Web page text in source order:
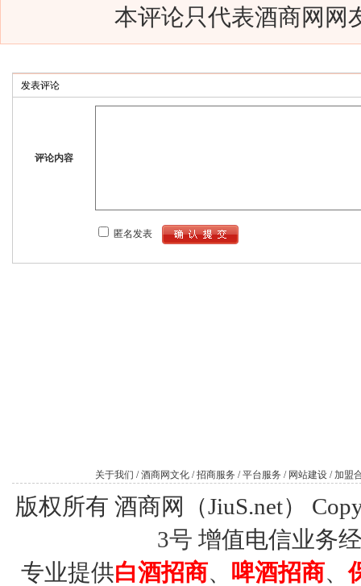
本评论只代表酒商网网
发表评论
评论内容
匿名发表
关于我们 /酒商网文化 /招商服务 /平台服务 / 网站建设 /加盟
版权所有 酒商网（JiuS.net）
3号 增值电信业务
专业提供白酒招商、 啤酒招商、